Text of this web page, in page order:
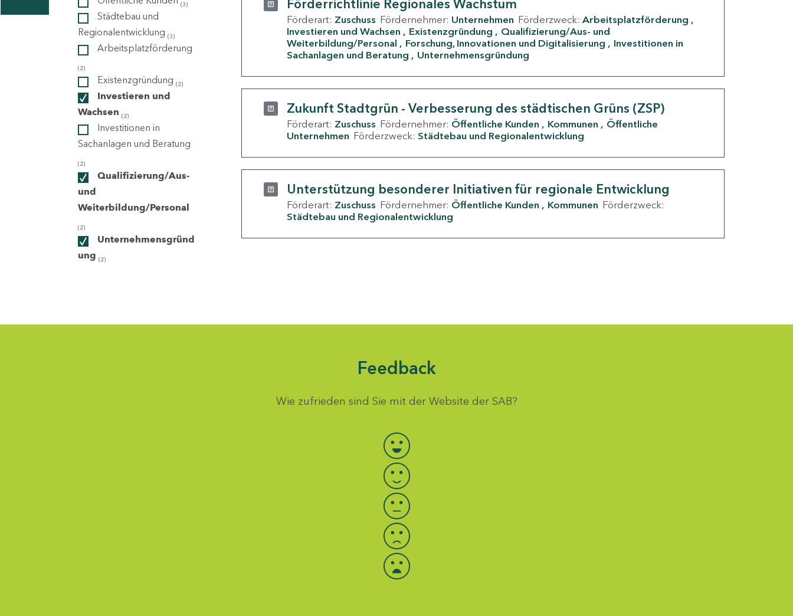
(3)
Städtebau und
Regionalentwicklung (3)
Arbeitsplatzförderung
(2)
Existenzgründung (2)
Investieren und
Wachsen (2)
Investitionen in
Sachanlagen und Beratung
(2)
Qualifizierung/Aus-
und
Weiterbildung/Personal
(2)
Unternehmensgründ
ung (2)
Förderrichtlinie Regionales Wachstum
Förderart: Zuschuss Fördernehmer: Unternehmen Förderzweck: Arbeitsplatzförderung
Investieren und Wachsen
Existenzgründung
Qualifizierung/Aus- und
Weiterbildung/Personal
Forschung, Innovationen und Digitalisierung
Investitionen in
Sachanlagen und Beratung
Unternehmensgründung
Zukunft Stadtgrün - Verbesserung des städtischen Grüns (ZSP)
Förderart: Zuschuss Fördernehmer: Öffentliche Kunden Kommunen
Öffentliche
Unternehmen Förderzweck: Städtebau und Regionalentwicklung
Unterstützung besonderer Initiativen für regionale Entwicklung
Förderart: Zuschuss Fördernehmer: Öffentliche Kunden Kommunen Förderzweck:
Städtebau und Regionalentwicklung
Feedback
Wie zufrieden sind Sie mit der Website der SAB?
Bewertung auswählen